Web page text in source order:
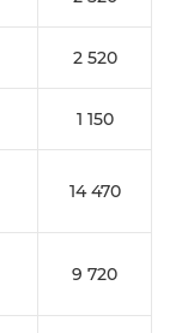
2 520
1 150
14 470
9 720